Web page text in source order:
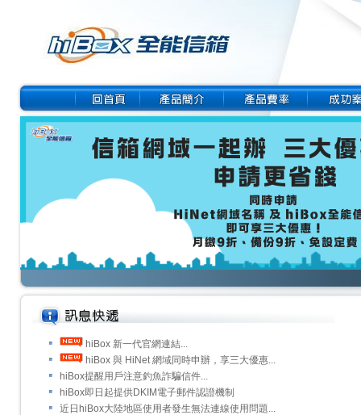
hiBox 新一代官網連結...
hiBox 與 HiNet 網域同時申辦，享三大優惠...
hiBox提醒用戶注意釣魚詐騙信件...
hiBox即日起提供DKIM電子郵件認證機制
近日hiBox大陸地區使用者發生無法連線使用問題...